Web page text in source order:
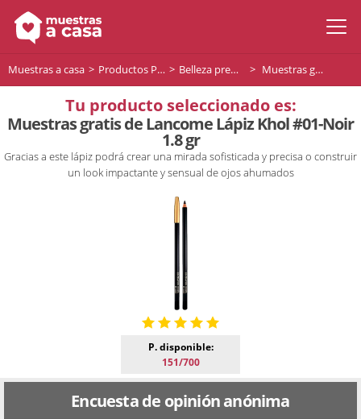
Muestras a casa Productos Premium Belleza premium Muestras gratis de Lancome Lápiz Khol #01-Noir 1.8 gr
Tu producto seleccionado es:
Muestras gratis de Lancome Lápiz Khol #01-Noir
1.8 gr
Gracias a este lápiz podrá crear una mirada sofisticada y precisa o construir
un look impactante y sensual de ojos ahumados
P. disponible:
151/700
Encuesta de opinión anónima